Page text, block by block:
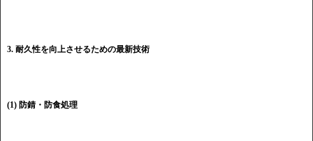
3. 耐久性を向上させるための最新技術
(1) 防錆・防食処理